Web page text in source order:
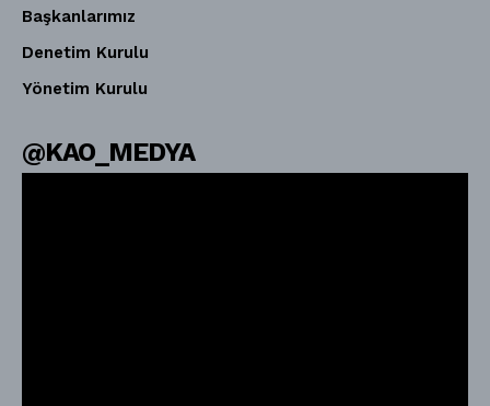
Başkanlarımız
Denetim Kurulu
Yönetim Kurulu
@KAO_MEDYA